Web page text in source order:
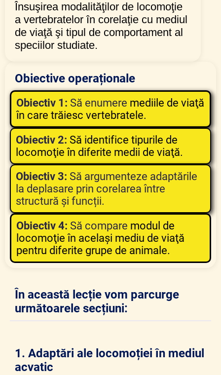
Însuşirea modalităţilor de locomoţie
a vertebratelor în corelaţie cu mediul
de viaţă şi tipul de comportament al
speciilor studiate.
Obiective operaționale
Obiectiv 1: Să enumere mediile de viaţă
în care trăiesc vertebratele.
Obiectiv 2: Să identifice tipurile de
locomoţie în diferite medii de viaţă.
Obiectiv 3: Să argumenteze adaptările
la deplasare prin corelarea între
structură și funcții.
Obiectiv 4: Să compare modul de
locomoţie în acelaşi mediu de viaţă
pentru diferite grupe de animale.
În această lecție vom parcurge
următoarele secțiuni:
1. Adaptări ale locomoției în mediul
acvatic